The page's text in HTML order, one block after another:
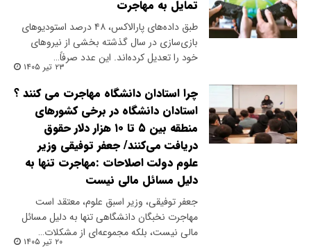
تمایل به مهاجرت
طبق داده‌های پارالاکس، ۴۸ درصد استودیوهای
بازی‌سازی در سال گذشته بخشی از نیروهای
خود را تعدیل کرده‌اند. این عدد صرفاً…
۲۳ تیر ۱۴۰۵
چرا استادان دانشگاه مهاجرت می کنند ؟
استادان دانشگاه در برخی کشورهای
منطقه بین ۵ تا ۱۰ هزار دلار حقوق
دریافت می‌کنند/ جعفر توفیقی وزیر
علوم دولت اصلاحات :مهاجرت تنها به
دلیل مسائل مالی نیست
جعفر توفیقی، وزیر اسبق علوم، معتقد است
مهاجرت نخبگان دانشگاهی تنها به دلیل مسائل
مالی نیست، بلکه مجموعه‌ای از مشکلات…
۲۰ تیر ۱۴۰۵